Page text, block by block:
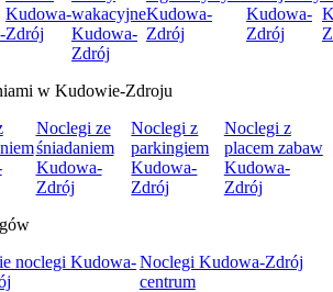
Kudowa-
Zdrój
wakacyjne
Kudowa-
Zdrój
Kudowa-
Zdrój
Kudowa-
Zdrój
w Kudowie-Zdroju
Noclegi ze
śniadaniem
Kudowa-
Zdrój
Noclegi z
parkingiem
Kudowa-
Zdrój
Noclegi z
placem zabaw
Kudowa-
Zdrój
noclegi Kudowa-Noclegi Kudowa-Zdrój
centrum